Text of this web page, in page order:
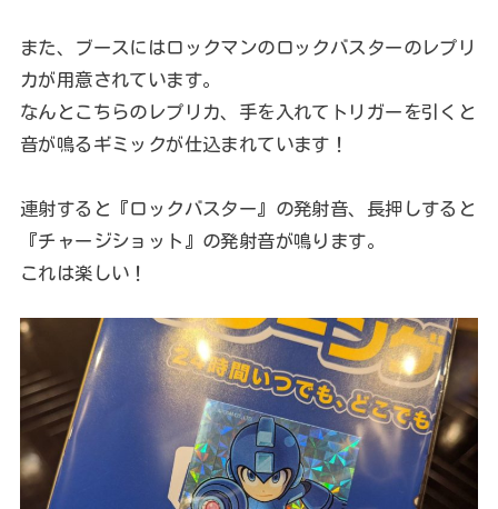
また、ブースにはロックマンのロックバスターのレプリ
カが用意されています。
なんとこちらのレプリカ、手を入れてトリガーを引くと
音が鳴るギミックが仕込まれています！
連射すると『ロックバスター』の発射音、長押しすると
『チャージショット』の発射音が鳴ります。
これは楽しい！